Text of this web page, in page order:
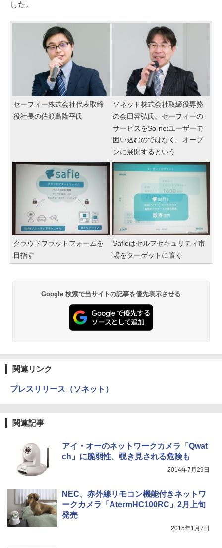
した。
セーフィー株式会社代表取締
役社長の佐渡島隆平氏
ソネット株式会社取締役専務
の会田容弘氏。セーフィーの
サービスをSo-netユーザーで
囲い込むのではなく、オープ
ンに展開するという
クラウドプラットフォームを
目指す
Safieはセルフセキュリティ市
場をターゲットに置く
Google 検索で当サイトの記事を優先表示させる
関連リンク
プレスリリース（ソネット）
関連記事
アイ・オーのネットワークカメラ「Qwat
ch」に脆弱性、覗き見される危険も
2014年7月29日
NEC、赤外線リモコン機能付きネットワ
ークカメラ「AtermHC100RC」2月上旬
発売
2015年1月7日